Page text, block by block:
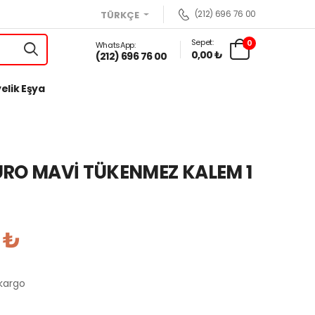
TÜRKÇE (212) 696 76 00
WhatsApp:
(212) 696 76 00
Sepet:
0,00 ₺
0
Eşya
MAVİ TÜKENMEZ KALEM 1
₺